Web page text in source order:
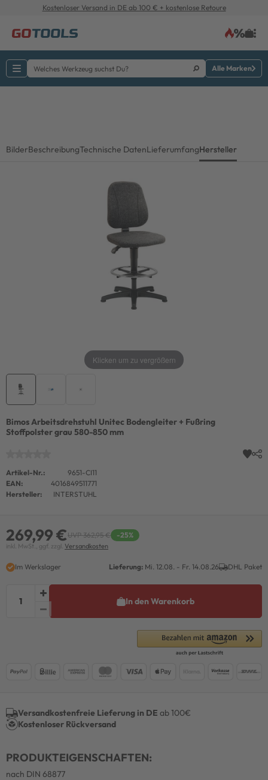
Kostenloser Versand in DE ab 100 € + kostenlose Retoure
Alle Marken
BilderBeschreibungTechnische DatenLieferumfangHersteller
Klicken um zu vergrößern
Bimos Arbeitsdrehstuhl Unitec Bodengleiter + Fußring
Stoffpolster grau 580-850 mm
Artikel-Nr.:
9651-CI11
EAN:
4016849511771
Hersteller:
INTERSTUHL
269,99 €UVP 362,95 € -25%
inkl. MwSt., ggf. zzgl. Versandkosten
Im Werkslager Lieferung: Mi. 12.08. - Fr. 14.08.26 DHL Paket
In den Warenkorb
Versandkostenfreie Lieferung in DE ab 100€
Kostenloser Rückversand
PRODUKTEIGENSCHAFTEN:
nach DIN 68877